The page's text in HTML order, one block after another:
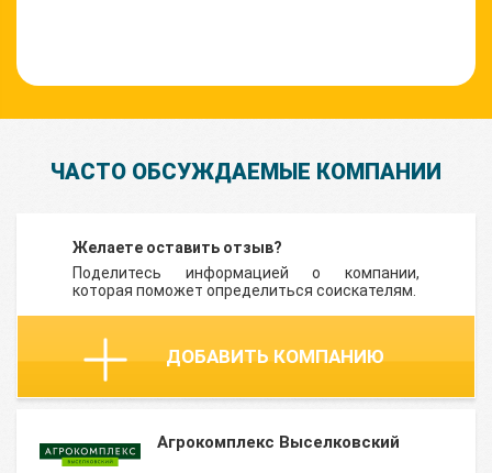
ЧАСТО ОБСУЖДАЕМЫЕ КОМПАНИИ
Желаете оставить отзыв?
Поделитесь информацией о компании,
которая поможет определиться соискателям.
ДОБАВИТЬ КОМПАНИЮ
Агрокомплекс Выселковский